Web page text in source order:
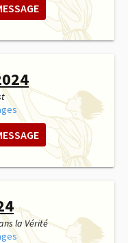
la Vérité